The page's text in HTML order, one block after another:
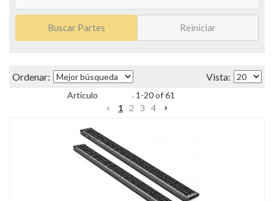
Buscar Partes Reiniciar
Items 1-20of 61
1 2 3 4